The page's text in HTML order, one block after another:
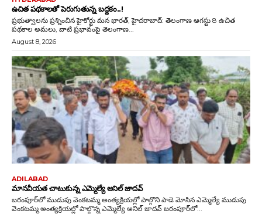
ఉచిత పథకాలతో పెరుగుతున్న బద్దకం..!
ప్రభుత్వాలను ప్రశ్నించిన హైకోర్టు మన భారత్, హైదరాబాద్: తెలంగాణ ఆగస్టు 8 ఉచిత
పథకాల అమలు, వాటి ప్రభావంపై తెలంగాణ...
August 8, 2026
ADILABAD
మానవీయత చాటుకున్న ఎమ్మెల్యే అనిల్ జాదవ్
బరంపూర్‌లో ముడుపు వెంకటమ్మ అంత్యక్రియల్లో పాల్గొని పాడె మోసిన ఎమ్మెల్యే ముడుపు
వెంకటమ్మ అంత్యక్రియల్లో పాల్గొన్న ఎమ్మెల్యే అనిల్ జాదవ్ బరంపూర్‌లో...